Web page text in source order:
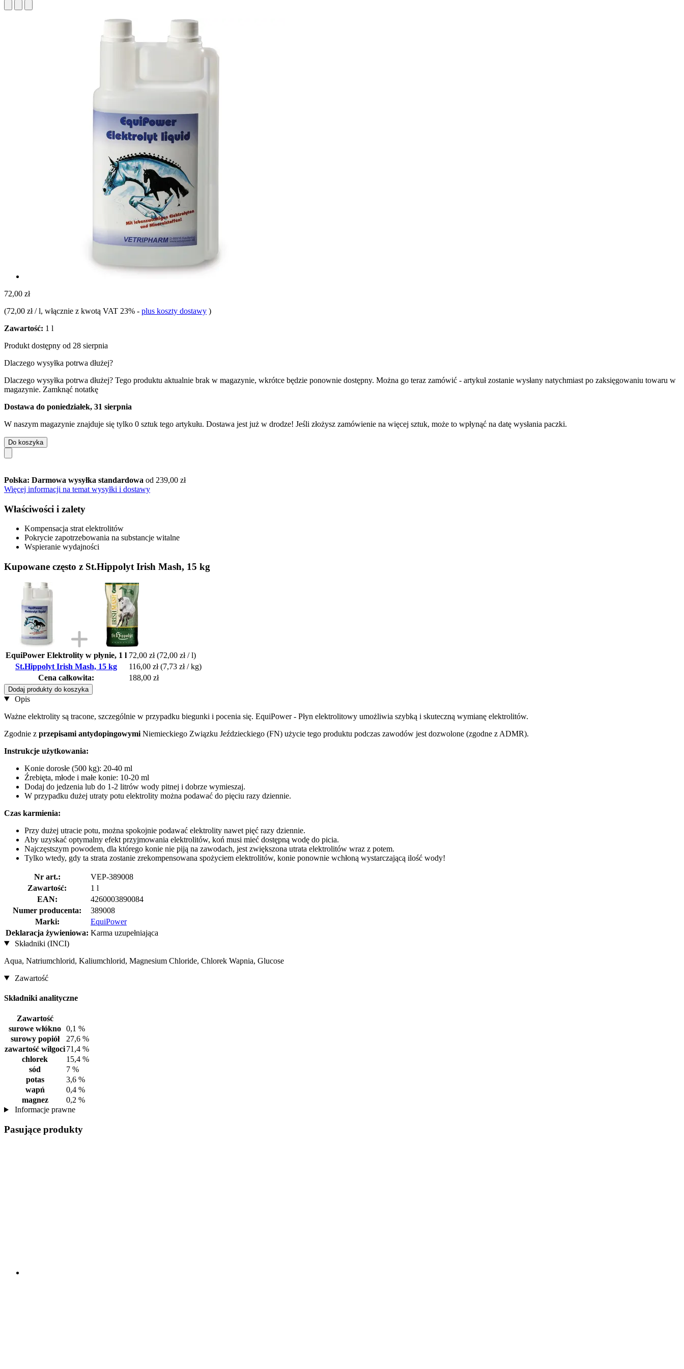
72,00 zł
(72,00 zł / l, włącznie z kwotą VAT 23% - plus koszty dostawy )
Zawartość: 1 l
Produkt dostępny od 28 sierpnia
Dlaczego wysyłka potrwa dłużej?
Dlaczego wysyłka potrwa dłużej? Tego produktu aktualnie brak w magazynie, wkrótce będzie ponownie dostępny. Można go teraz zamówić - artykuł zostanie wysłany natychmiast po zaksięgowaniu towaru w
magazynie. Zamknąć notatkę
Dostawa do poniedziałek, 31 sierpnia
W naszym magazynie znajduje się tylko 0 sztuk tego artykułu. Dostawa jest już w drodze! Jeśli złożysz zamówienie na więcej sztuk, może to wpłynąć na datę wysłania paczki.
Do koszyka
Polska: Darmowa wysyłka standardowa od 239,00 zł
Więcej informacji na temat wysyłki i dostawy
Właściwości i zalety
Kompensacja strat elektrolitów
Pokrycie zapotrzebowania na substancje witalne
Wspieranie wydajności
Kupowane często z St.Hippolyt Irish Mash, 15 kg
EquiPower Elektrolity w płynie, 1 l 72,00 zł (72,00 zł / l)
St.Hippolyt Irish Mash, 15 kg
116,00 zł (7,73 zł / kg)
Cena całkowita:
188,00 zł
Dodaj produkty do koszyka
Opis
Ważne elektrolity są tracone, szczególnie w przypadku biegunki i pocenia się. EquiPower - Płyn elektrolitowy umożliwia szybką i skuteczną wymianę elektrolitów.
Zgodnie z przepisami antydopingowymi Niemieckiego Związku Jeździeckiego (FN) użycie tego produktu podczas zawodów jest dozwolone (zgodne z ADMR).
Instrukcje użytkowania:
Konie dorosłe (500 kg): 20-40 ml
Źrebięta, młode i małe konie: 10-20 ml
Dodaj do jedzenia lub do 1-2 litrów wody pitnej i dobrze wymieszaj.
W przypadku dużej utraty potu elektrolity można podawać do pięciu razy dziennie.
Czas karmienia:
Przy dużej utracie potu, można spokojnie podawać elektrolity nawet pięć razy dziennie.
Aby uzyskać optymalny efekt przyjmowania elektrolitów, koń musi mieć dostępną wodę do picia.
Najczęstszym powodem, dla którego konie nie piją na zawodach, jest zwiększona utrata elektrolitów wraz z potem.
Tylko wtedy, gdy ta strata zostanie zrekompensowana spożyciem elektrolitów, konie ponownie wchłoną wystarczającą ilość wody!
Nr art.:
VEP-389008
Zawartość:
1 l
EAN:
4260003890084
Numer producenta:
389008
Marki:
EquiPower
Deklaracja żywieniowa: Karma uzupełniająca
Składniki (INCI)
Aqua, Natriumchlorid, Kaliumchlorid, Magnesium Chloride, Chlorek Wapnia, Glucose
Zawartość
Składniki analityczne
Zawartość
surowe włókno 0,1 %
surowy popiół
27,6 %
zawartość wilgoci71,4 %
chlorek
15,4 %
sód
7 %
potas
3,6 %
wapń
0,4 %
magnez
0,2 %
Informacje prawne
Pasujące produkty